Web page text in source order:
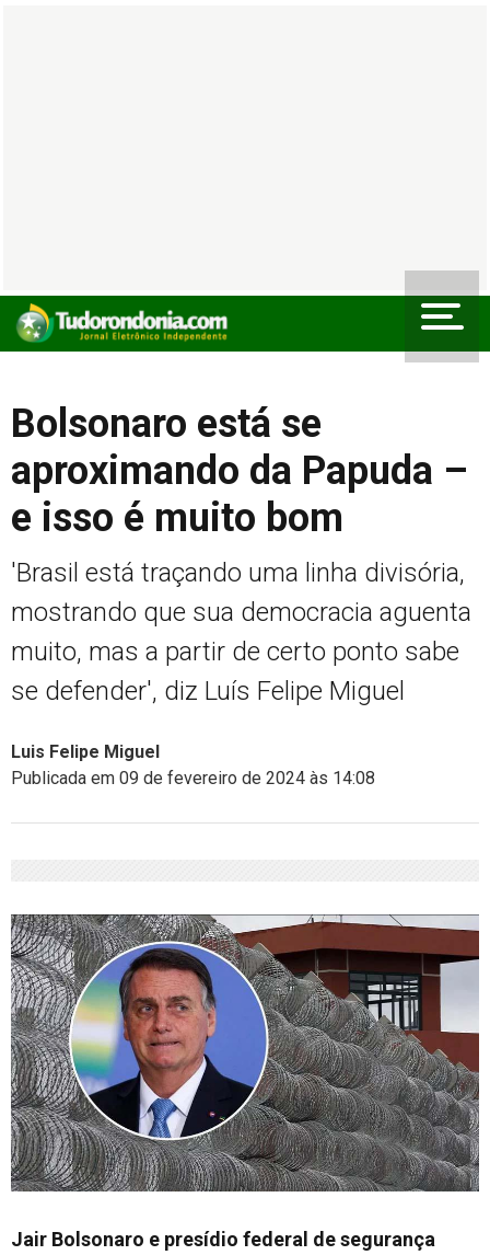
Bolsonaro está se
aproximando da Papuda –
e isso é muito bom
'Brasil está traçando uma linha divisória,
mostrando que sua democracia aguenta
muito, mas a partir de certo ponto sabe
se defender', diz Luís Felipe Miguel
Luis Felipe Miguel
Publicada em 09 de fevereiro de 2024 às 14:08
Jair Bolsonaro e presídio federal de segurança